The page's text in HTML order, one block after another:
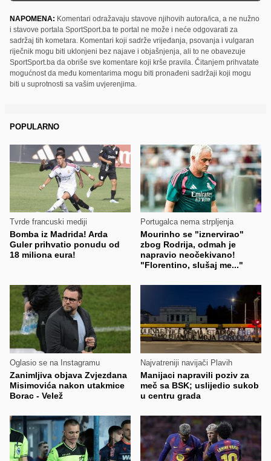
NAPOMENA: Komentari odražavaju stavove njihovih autora/ica, a ne nužno
i stavove portala SportSport.ba te portal ne može i neće odgovarati za
sadržaj tih kometara. Komentari koji sadrže vrijeđanja, psovanja i vulgaran
riječnik mogu biti uklonjeni bez najave i objašnjenja, ali to ne obavezuje
SportSport.ba da obriše sve komentare koji krše pravila. Čitanjem prihvatate
mogućnost da među komentarima mogu biti pronađeni sadržaji koji mogu
biti u suprotnosti sa vašim uvjerenjima.
POPULARNO
Tvrde francuski mediji
Bomba iz Madrida! Arda
Guler prihvatio ponudu od
18 miliona eura!
Portugalca nema strpljenja
Mourinho se "iznervirao"
zbog Rodrija, odmah je
napravio neočekivano!
"Florentino, slušaj me..."
Oglasio se na Instagramu
Zanimljiva objava Zvjezdana
Misimovića nakon utakmice
Borac - Velež
Najvatreniji navijači Plavih
Manijaci napravili poziv za
meč sa BSK; uslijedio sukob
u centru grada